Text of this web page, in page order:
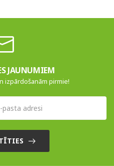
JAUNUMIEM
izpārdošanām pirmie!